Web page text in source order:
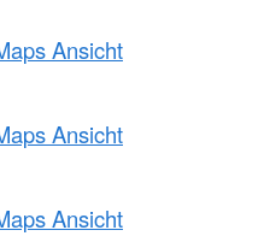
Ansicht
Ansicht
Ansicht